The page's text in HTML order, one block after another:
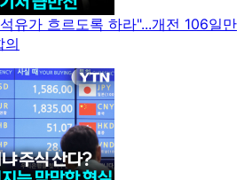
유가 흐르도록 하라"...개전 106일만
의